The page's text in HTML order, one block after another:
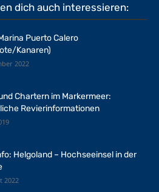
dich auch interessieren:
Puerto Calero
Kanaren)
2022
Chartern im Markermeer:
Revierinformationen
Helgoland – Hochseeinsel in der
2022